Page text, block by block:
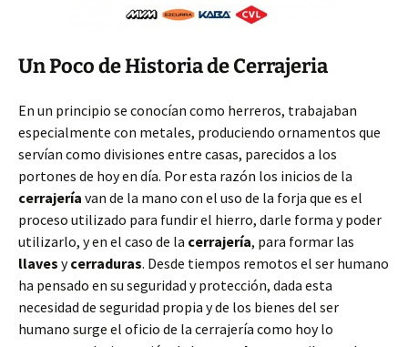
Un Poco de Historia de Cerrajeria
En un principio se conocían como herreros, trabajaban
especialmente con metales, produciendo ornamentos que
servían como divisiones entre casas, parecidos a los
portones de hoy en día. Por esta razón los inicios de la
cerrajería van de la mano con el uso de la forja que es el
proceso utilizado para fundir el hierro, darle forma y poder
utilizarlo, y en el caso de la cerrajería, para formar las
llaves ycerraduras. Desde tiempos remotos el ser humano
ha pensado en su seguridad y protección, dada esta
necesidad de seguridad propia y de los bienes del ser
humano surge el oficio de la cerrajería como hoy lo